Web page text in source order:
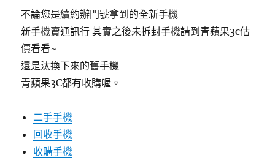
不論您是續約辦門號拿到的全新手機
新手機賣通訊行 其實之後未拆封手機請到青蘋果3c估
價看看~
還是汰換下來的舊手機
青蘋果3C都有收購喔。
二手手機
回收手機
收購手機